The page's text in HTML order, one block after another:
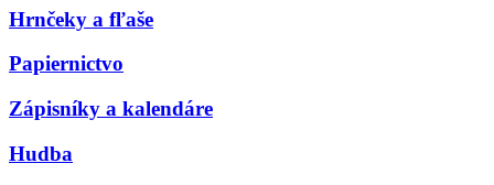
Hrnčeky a fľaše
Papiernictvo
Zápisníky a kalendáre
Hudba